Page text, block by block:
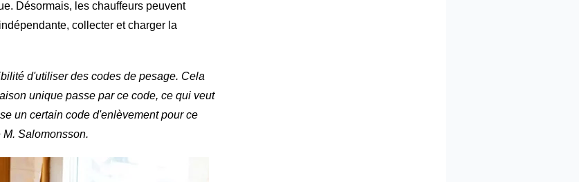
Désormais, les chauffeurs peuvent
collecter et charger la
d'utiliser des codes de pesage. Cela
unique passe par ce code, ce qui veut
un certain code d'enlèvement pour ce
Salomonsson.